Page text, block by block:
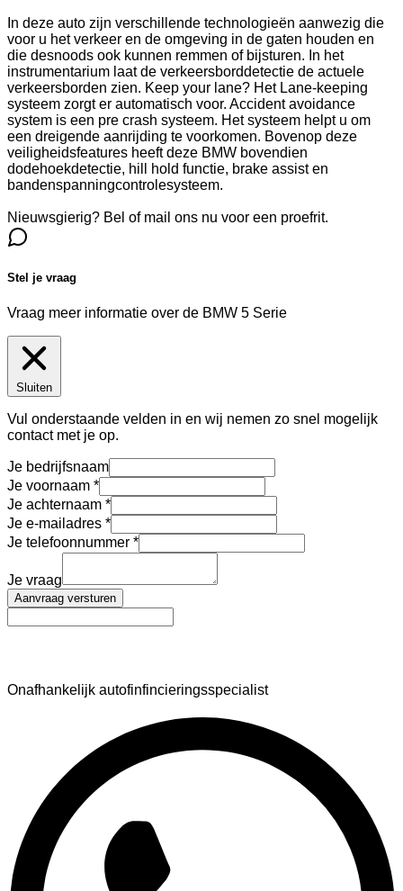
In deze auto zijn verschillende technologieën aanwezig die
voor u het verkeer en de omgeving in de gaten houden en
die desnoods ook kunnen remmen of bijsturen. In het
instrumentarium laat de verkeersborddetectie de actuele
verkeersborden zien. Keep your lane? Het Lane-keeping
systeem zorgt er automatisch voor. Accident avoidance
system is een pre crash systeem. Het systeem helpt u om
een dreigende aanrijding te voorkomen. Bovenop deze
veiligheidsfeatures heeft deze BMW bovendien
dodehoekdetectie, hill hold functie, brake assist en
bandenspanningcontrolesysteem.
Nieuwsgierig? Bel of mail ons nu voor een proefrit.
Stel je vraag
Vraag meer informatie over de BMW 5 Serie
Sluiten
Vul onderstaande velden in en wij nemen zo snel mogelijk
contact met je op.
Je bedrijfsnaam
Je voornaam
Je achternaam
Je e-mailadres
Je telefoonnummer
Je vraag
Aanvraag versturen
Onafhankelijk autofinfincieringsspecialist